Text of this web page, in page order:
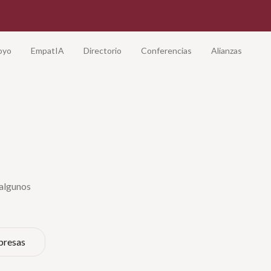
EmpatIA Directorio Conferencias Alianzas